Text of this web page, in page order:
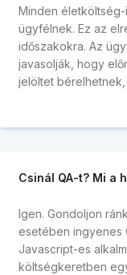
Minden
ügyfélnek. Ez az
időszakokra. Az
javasolják, hogy
jelöltet
Csinál QA-t? Mi a
Igen. Gondoljon
esetében ingyenes
Javascript-es
költségkeretben